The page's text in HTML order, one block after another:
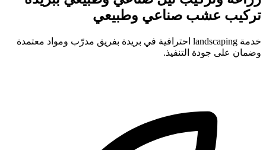
تركيب عشب صناعي وطبيعي
خدمة landscaping احترافية في بريدة بفريق مدرّب ومواد معتمدة
وضمان على جودة التنفيذ.